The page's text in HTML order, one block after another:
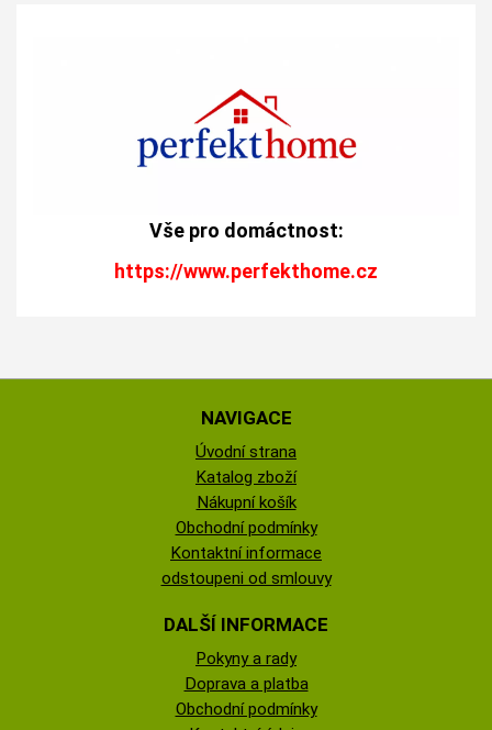
Vše pro domáctnost:
https://www.perfekthome.cz
NAVIGACE
Úvodní strana
Katalog zboží
Nákupní košík
Obchodní podmínky
Kontaktní informace
odstoupeni od smlouvy
DALŠÍ INFORMACE
Pokyny a rady
Doprava a platba
Obchodní podmínky